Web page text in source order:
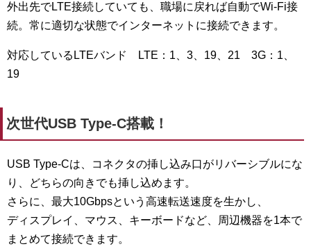
外出先でLTE接続していても、職場に戻れば自動でWi-Fi接
続。常に適切な状態でインターネットに接続できます。
対応しているLTEバンド LTE：1、3、19、21 3G：1、
19
次世代USB Type-C搭載！
USB Type-Cは、コネクタの挿し込み口がリバーシブルにな
り、どちらの向きでも挿し込めます。
さらに、最大10Gbpsという高速転送速度を生かし、
ディスプレイ、マウス、キーボードなど、周辺機器を1本で
まとめて接続できます。